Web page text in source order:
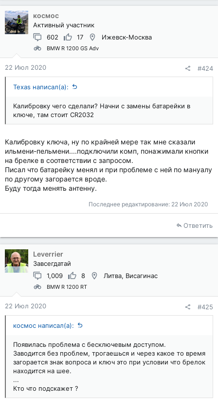
космос
Активный участник
602
17 Ижевск-Москва
BMW R 1200 GS Adv
22 Июл 2020 #424
Texas написал(а):
Калибровку чего сделали? Начни с замены батарейки в
ключе, там стоит CR2032
Калибровку ключа, ну по крайней мере так мне сказали
ильмени-пельмени....подключили комп, понажимали кнопки
на брелке в соответствии с запросом.
Писал что батарейку менял и при проблеме с ней по мануалу
по другому загорается вроде.
Буду тогда менять антенну.
Последнее редактирование: 22 Июл 2020
Ответить
Leverrier
Завсегдатай
1,009
8 Литва, Висагинас
BMW R 1200 RT
22 Июл 2020 #425
космос написал(а):
Появилась проблема с бесключевым доступом.
Заводится без проблем, трогаешься и через какое то время
загорается знак вопроса и ключ это при условии что брелок
находится на шее.
...
Кто что подскажет ?